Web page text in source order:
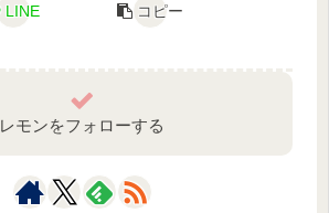
LINE コピー
レモンをフォローする